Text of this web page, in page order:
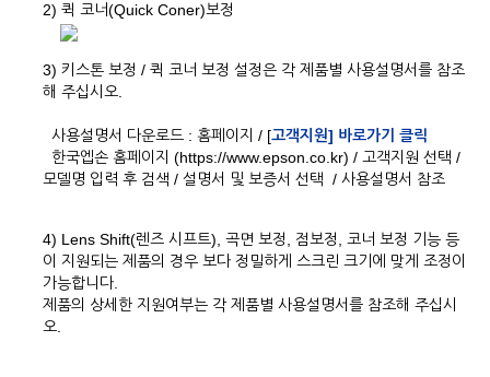
2) 퀵 코너(Quick Coner)보정
3) 키스톤 보정 / 퀵 코너 보정 설정은 각 제품별 사용설명서를 참조
해 주십시오.
사용설명서 다운로드 : 홈페이지 / [고객지원] 바로가기 클릭
한국엡손 홈페이지 (https://www.epson.co.kr) / 고객지원 선택 /
모델명 입력 후 검색 / 설명서 및 보증서 선택 / 사용설명서 참조
4) Lens Shift(렌즈 시프트), 곡면 보정, 점보정, 코너 보정 기능 등
이 지원되는 제품의 경우 보다 정밀하게 스크린 크기에 맞게 조정이
가능합니다.
제품의 상세한 지원여부는 각 제품별 사용설명서를 참조해 주십시
오.